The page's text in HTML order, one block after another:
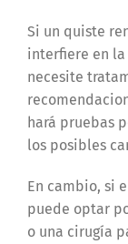
Si un quiste
interfiere en
necesite
hará pruebas
los posibles
En cambio, si
puede optar
o una cirugía